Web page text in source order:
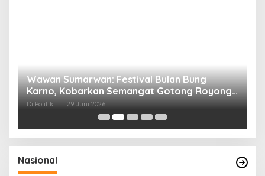
Wawan Sumarwan: Festival Bulan Bung
Karno, Kobarkan Semangat Gotong Royong
dan Kepedulian Sosial
Di Politik 29 Juni 2026
Nasional